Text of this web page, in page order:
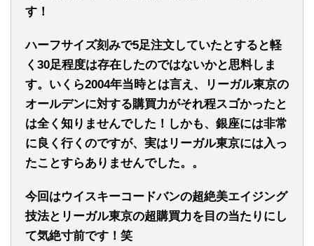
す！
ハーフサイズ刻みで5足注文していたとすると軽
く30足程度は存在したのではないかと思料しま
す。いくら2004年当時とは言え、リーガル東京の
オールデンに対する購買力がそれ程スゴかったと
は全く知りませんでした！ しかも、銀座には非常
に良く行くのですが、実はリーガル東京には入っ
たことすらありませんでした。。
今回はウイスキーコードバンの超絶美エイジング
技法とリーガル東京の超購買力を目の当たりにし
て気絶寸前です！笑